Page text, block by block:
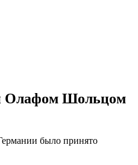
Олафом Шольцом
было принято